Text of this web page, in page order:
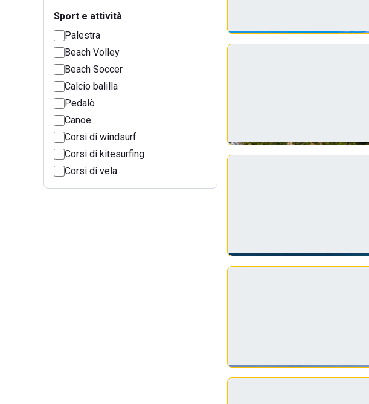
Sport e attività
Palestra
Beach Volley
Beach Soccer
Calcio balilla
Pedalò
Canoe
Corsi di windsurf
Corsi di kitesurfing
Corsi di vela